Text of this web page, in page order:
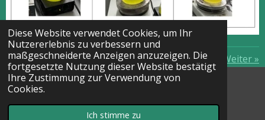
Diese Website verwendet Cookies, um Ihr
Nutzererlebnis zu verbessern und
maßgeschneiderte Anzeigen anzuzeigen. Die
fortgesetzte Nutzung dieser Website bestätigt
Ihre Zustimmung zur Verwendung von
Cookies.
Ich stimme zu
«Zurück Weiter»
© 2021 bne-am-ikg; Kontakt: Katharina Kaltenbach (Mail:
Webador